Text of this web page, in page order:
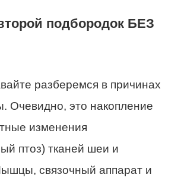
подбородок БЕЗ
разберемся в причинах
Очевидно, это накопление
изменения
птоз) тканей шеи и
связочный аппарат и